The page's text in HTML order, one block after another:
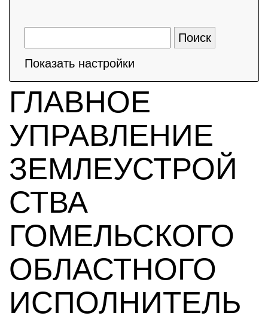
Показать настройки
ГЛАВНОЕ
УПРАВЛЕНИЕ
ЗЕМЛЕУСТРОЙ
СТВА
ГОМЕЛЬСКОГО
ОБЛАСТНОГО
ИСПОЛНИТЕЛЬ